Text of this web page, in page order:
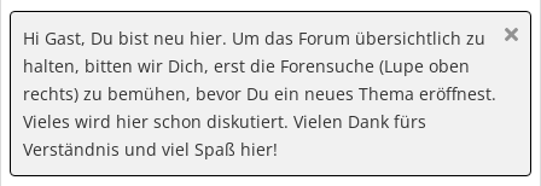
Hi Gast, Du bist neu hier. Um das Forum übersichtlich zu
halten, bitten wir Dich, erst die Forensuche (Lupe oben
rechts) zu bemühen, bevor Du ein neues Thema eröffnest.
Vieles wird hier schon diskutiert. Vielen Dank fürs
Verständnis und viel Spaß hier!